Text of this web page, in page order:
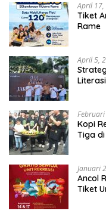
April
Tiket
Rame
April 5,
Kopi
Tiga
Januari
Ancol
Tiket